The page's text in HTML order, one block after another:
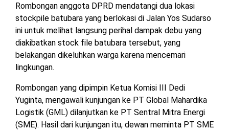
MESUJI
PESISIR
BARAT
TULANG
TULANG
BAWANG
BARAT
DPRD
LAMTIM
DPRD
LAMPUNG
DPRD
MESUJI
Rombongan anggota DPRD mendatangi dua lokasi
stockpile batubara yang berlokasi di Jalan Yos Sudarso
ini untuk melihat langsung perihal dampak debu yang
diakibatkan stock file batubara tersebut, yang
belakangan dikeluhkan warga karena mencemari
lingkungan.
Rombongan yang dipimpin Ketua Komisi III Dedi
Yuginta, mengawali kunjungan ke PT Global Mahardika
Logistik (GML) dilanjutkan ke PT Sentral Mitra Energi
(SME). Hasil dari kunjungan itu, dewan meminta PT SME